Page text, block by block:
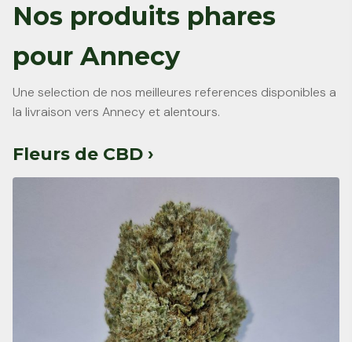
Nos produits phares
pour Annecy
Une selection de nos meilleures references disponibles a
la livraison vers Annecy et alentours.
Fleurs de CBD ›